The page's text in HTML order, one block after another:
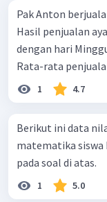
Pak Anton
Hasil penjualan
dengan hari
Rata-rata
1 4.7
Berikut ini data
matematika siswa kelas VI. Tentukan
pada soal di atas.
1 5.0